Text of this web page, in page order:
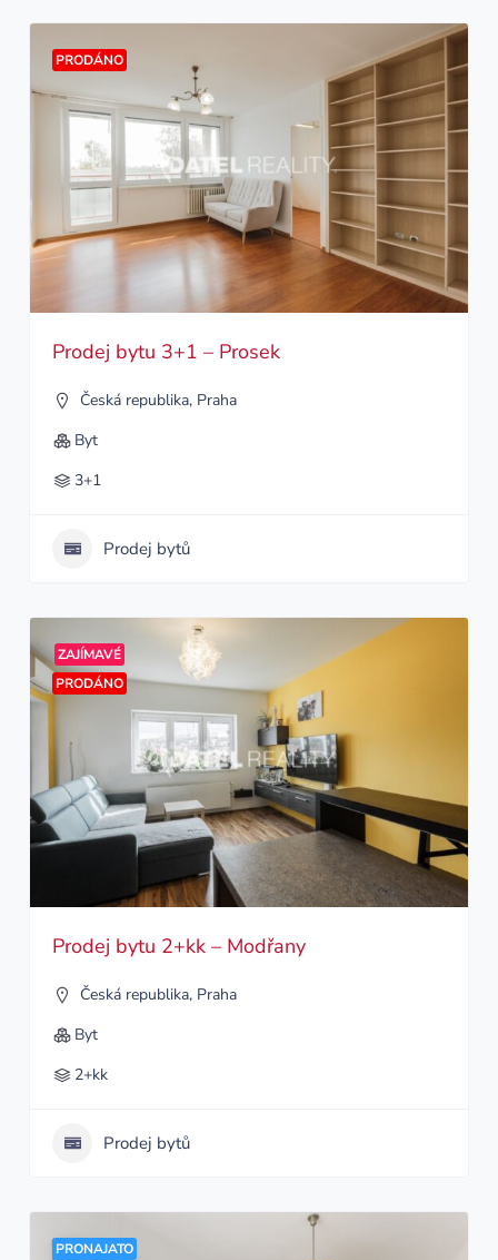
PRODÁNO
Prodej bytu 3+1 – Prosek
Česká republika, Praha
Byt
3+1
Prodej bytů
ZAJÍMAVÉ
PRODÁNO
Prodej bytu 2+kk – Modřany
Česká republika, Praha
Byt
2+kk
Prodej bytů
PRONAJATO